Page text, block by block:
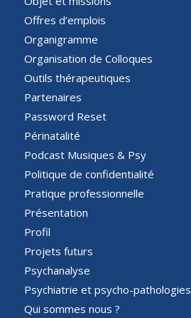
Offres d’emplois
Organigramme
Organisation de Colloques
Outils thérapeutiques
Partenaires
Password Reset
Périnatalité
Podcast Musiques & Psy
Politique de confidentialité
Pratique professionnelle
Présentation
Profil
Projets futurs
Psychanalyse
Psychiatrie et psycho-pathologies
Qui sommes nous ?